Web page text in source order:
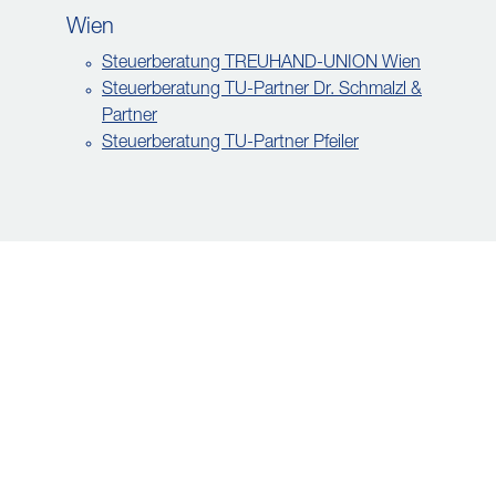
Wien
Steuerberatung TREUHAND-UNION Wien
Steuerberatung TU-Partner Dr. Schmalzl &
Partner
Steuerberatung TU-Partner Pfeiler